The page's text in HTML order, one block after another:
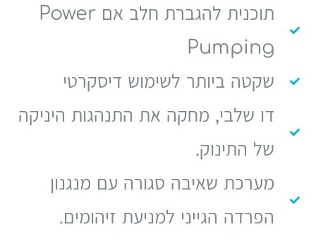
תוכנית להגברת חלב אם Power
Pumping
שקטה ביותר לשימוש דיסקרטי
דו שלבי, מחקה את התנהגות היניקה
של התינוק.
מערכת שאיבה סגורה עם מנגנון
הפרדה הגייני למניעת זיהומים.